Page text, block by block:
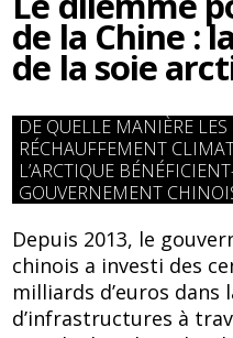
b
o
o
k
sk
y
de la Chine :
de la soie
DE QUELLE MANIÈRE LES
RÉCHAUFFEMENT
L’ARCTIQUE
GOUVERNEMENT
Depuis 2013, le
chinois a investi des
milliards d’euros dans
d’infrastructures à